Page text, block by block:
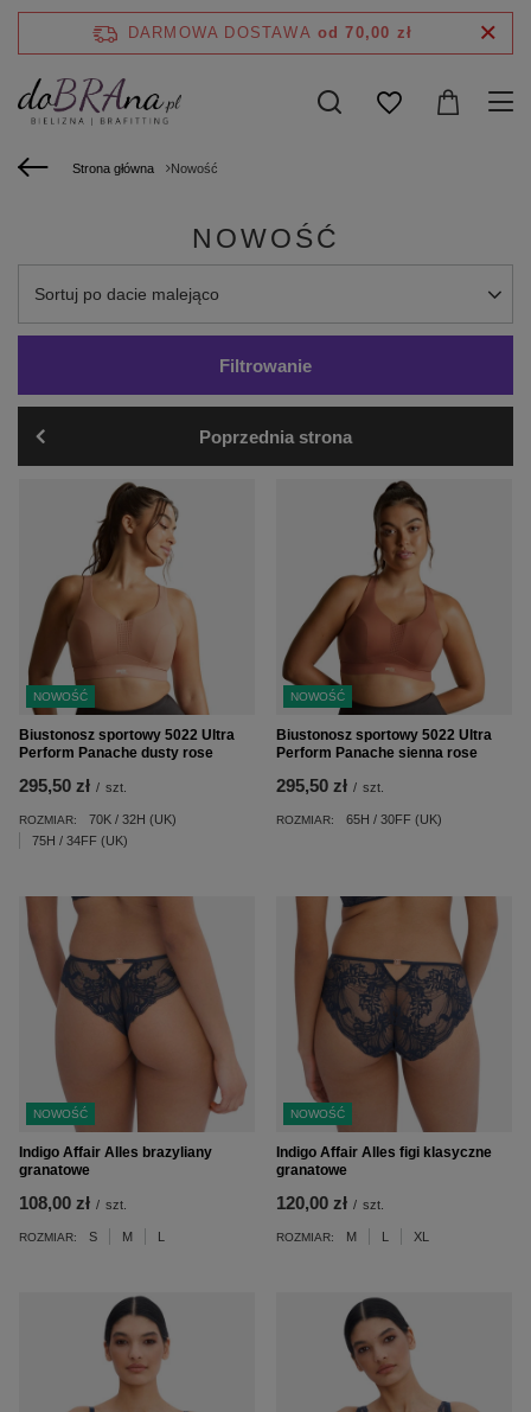
DARMOWA DOSTAWA od 70,00 zł
Strona główna Nowość
NOWOŚĆ
Zmień sortowanie
Sortuj po dacie malejąco
Filtrowanie
Poprzednia strona
NOWOŚĆ
Biustonosz sportowy 5022 Ultra
Perform Panache dusty rose
295,50 zł / szt.
ROZMIAR:
70K / 32H (UK)
75H / 34FF (UK)
NOWOŚĆ
Biustonosz sportowy 5022 Ultra
Perform Panache sienna rose
295,50 zł / szt.
ROZMIAR: 65H / 30FF (UK)
NOWOŚĆ
Indigo Affair Alles brazyliany
granatowe
108,00 zł / szt.
ROZMIAR: S M L
NOWOŚĆ
Indigo Affair Alles figi klasyczne
granatowe
120,00 zł / szt.
ROZMIAR: M L XL